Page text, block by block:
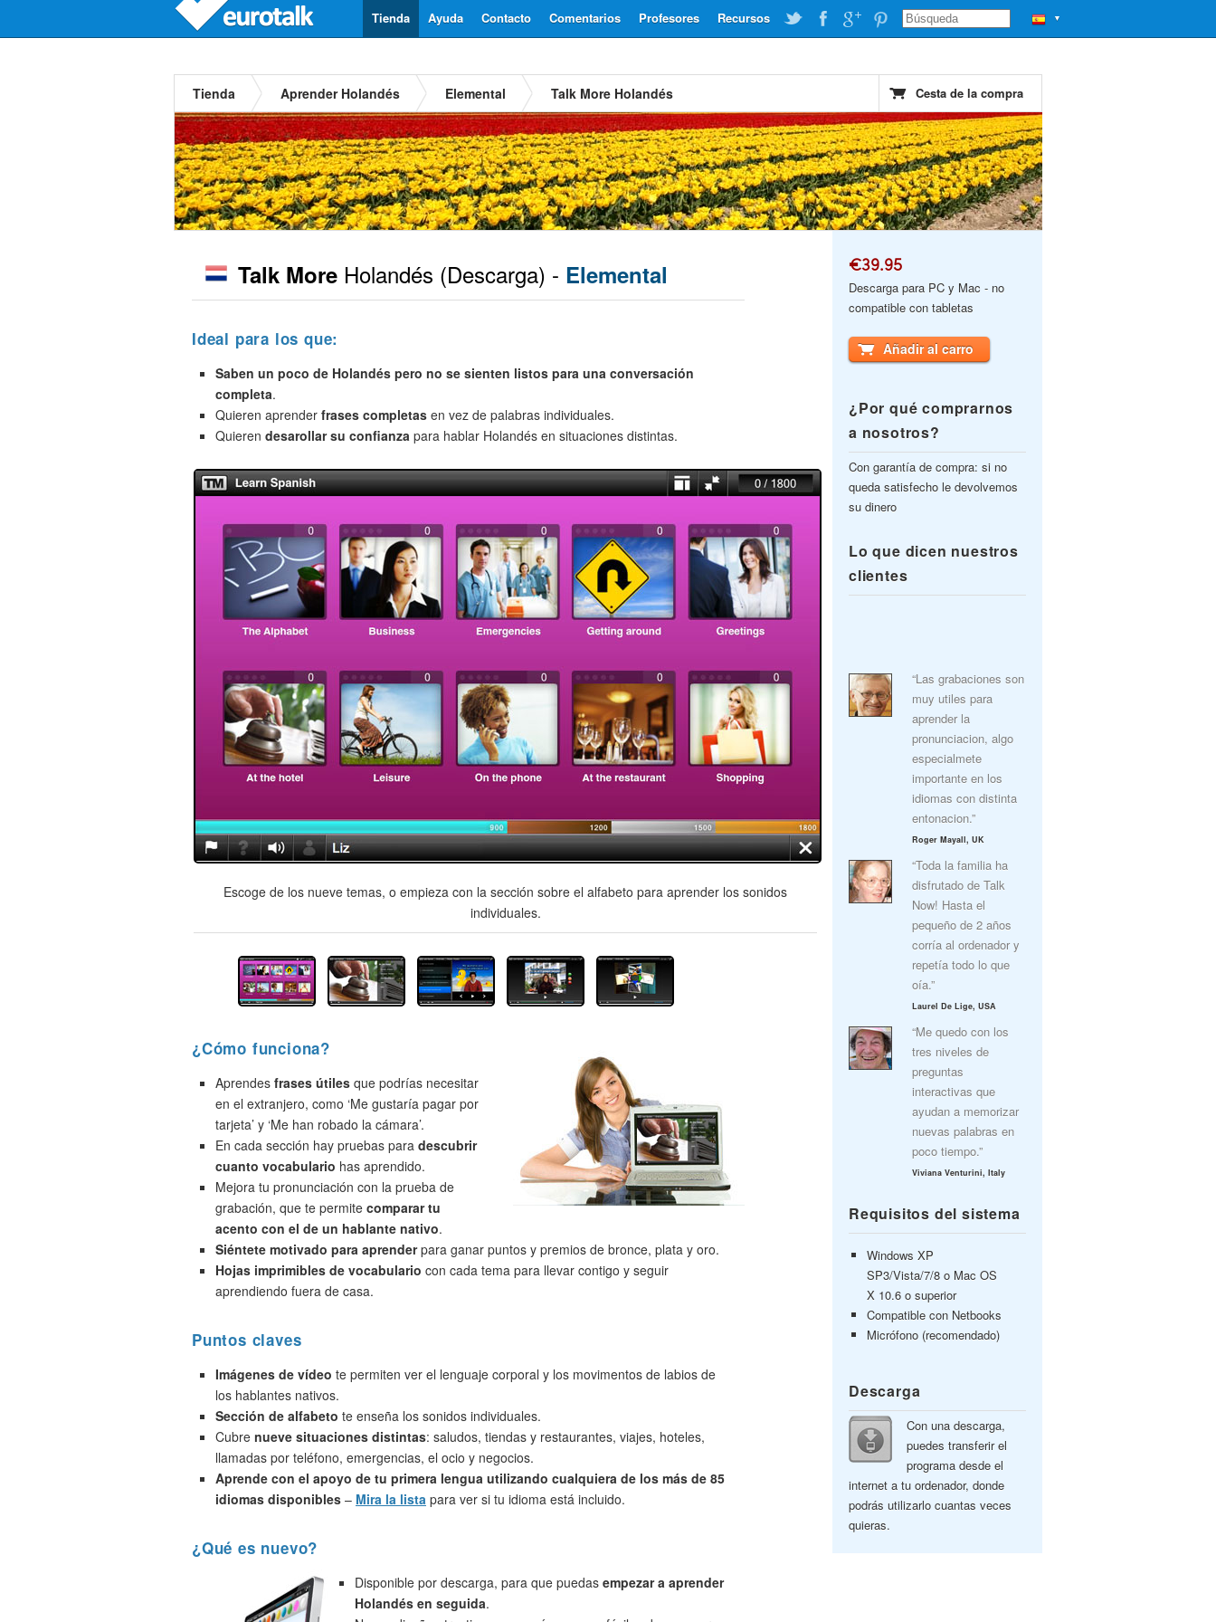
▼
Recursos
Profesores
Comentarios
Contacto
Ayuda
Tienda
Tienda Aprender Holandés Elemental Talk More Holandés Cesta de la compra
Talk More Holandés (Descarga) - Elemental
Ideal para los que:
Saben un poco de Holandés pero no se sienten listos para una conversación
completa.
Quieren aprender frases completas en vez de palabras individuales.
Quieren desarollar su confianza para hablar Holandés en situaciones distintas.
Escoge de los nueve temas, o empieza con la sección sobre el alfabeto para aprender los sonidos
individuales.
¿Cómo funciona?
Aprendes frases útiles que podrías necesitar
en el extranjero, como ‘Me gustaría pagar por
tarjeta’ y ‘Me han robado la cámara’.
En cada sección hay pruebas para descubrir
cuanto vocabulario has aprendido.
Mejora tu pronunciación con la prueba de
grabación, que te permite comparar tu
acento con el de un hablante nativo.
Siéntete motivado para aprenderpara ganar puntos y premios de bronce, plata y oro.
Hojas imprimibles de vocabulario con cada tema para llevar contigo y seguir
aprendiendo fuera de casa.
Puntos claves
Imágenes de vídeo te permiten ver el lenguaje corporal y los movimentos de labios de
los hablantes nativos.
Sección de alfabeto te enseña los sonidos individuales.
Cubre nueve situaciones distintas: saludos, tiendas y restaurantes, viajes, hoteles,
llamadas por teléfono, emergencias, el ocio y negocios.
Aprende con el apoyo de tu primera lengua utilizando cualquiera de los más de 85
idiomas disponibles – Mira la lista para ver si tu idioma está incluido.
¿Qué es nuevo?
Disponible por descarga, para que puedas empezar a aprender
Holandés en seguida.
€39.95
Descarga para PC y Mac - no
compatible con tabletas
Añadir al carro
¿Por qué comprarnos
a nosotros?
Con garantía de compra: si no
queda satisfecho le devolvemos
su dinero
Lo que dicen nuestros
clientes
“Las grabaciones son
muy utiles para
aprender la
pronunciacion, algo
especialmete
importante en los
idiomas con distinta
entonacion.”
Roger Mayall, UK
“Toda la familia ha
disfrutado de Talk
Now! Hasta el
pequeño de 2 años
corría al ordenador y
repetía todo lo que
oía.”
Laurel De Lige, USA
“Me quedo con los
tres niveles de
preguntas
interactivas que
ayudan a memorizar
nuevas palabras en
poco tiempo.”
Viviana Venturini, Italy
Requisitos del sistema
Windows XP
SP3/Vista/7/8 o Mac OS
X 10.6 o superior
Compatible con Netbooks
Micrófono (recomendado)
Descarga
Con una descarga,
puedes transferir el
programa desde el
internet a tu ordenador, donde
podrás utilizarlo cuantas veces
quieras.